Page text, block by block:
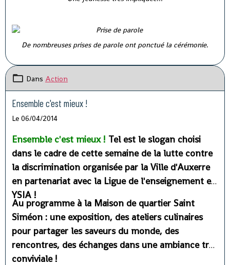
De nombreuses prises de parole ont ponctué la cérémonie.
Dans Action
Ensemble c'est mieux !
Le 06/04/2014
Ensemble c'est mieux ! Tel est le slogan choisi
dans le cadre de cette semaine de la lutte contre
la discrimination organisée par la Ville d'Auxerre
en partenariat avec la Ligue de l'enseignement et
YSIA !
Au programme à la Maison de quartier Saint
Siméon : une exposition, des ateliers culinaires
pour partager les saveurs du monde, des
rencontres, des échanges dans une ambiance très
conviviale !